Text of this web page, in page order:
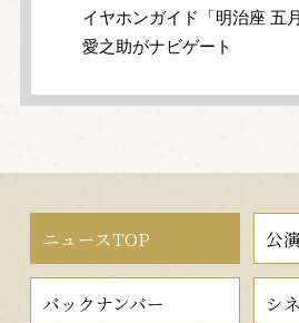
イヤホンガイド「明治座 五
愛之助がナビゲート
ニュースTOP 公
バックナンバー シ